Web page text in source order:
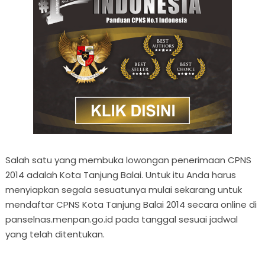
Salah satu yang membuka lowongan penerimaan CPNS
2014 adalah Kota Tanjung Balai. Untuk itu Anda harus
menyiapkan segala sesuatunya mulai sekarang untuk
mendaftar CPNS Kota Tanjung Balai 2014 secara online di
panselnas.menpan.go.id pada tanggal sesuai jadwal
yang telah ditentukan.